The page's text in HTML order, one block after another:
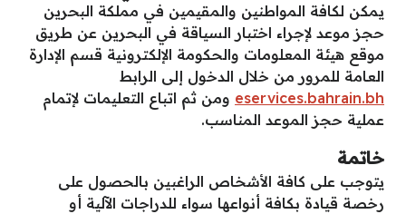
يمكن لكافة المواطنين والمقيمين في مملكة البحرين
حجز موعد لإجراء اختبار السياقة في البحرين عن طريق
موقع هيئة المعلومات والحكومة الإلكترونية قسم الإدارة
العامة للمرور من خلال الدخول إلى الرابط
eservices.bahrain.bh ومن ثم اتباع التعليمات لإتمام
عملية حجز الموعد المناسب.
خاتمة
يتوجب على كافة الأشخاص الراغبين بالحصول على
رخصة قيادة بكافة أنواعها سواء للدراجات الآلية أو